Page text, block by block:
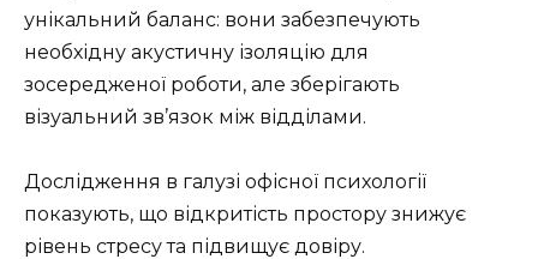
унікальний баланс: вони забезпечують
необхідну акустичну ізоляцію для
зосередженої роботи, але зберігають
візуальний зв’язок між відділами.
Дослідження в галузі офісної психології
показують, що відкритість простору знижує
рівень стресу та підвищує довіру.